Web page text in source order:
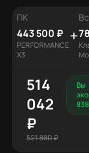
ПК
443 500 ₽
PERFORMANCE
X3
+
514
042
₽
521 880 ₽
Вы